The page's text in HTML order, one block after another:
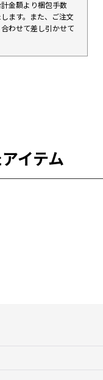
金額より梱包手数
ます。また、ご注文
わせて差し引かせて
イテム